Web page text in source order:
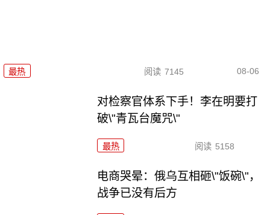
最热 阅读 7145 08-06
对检察官体系下手！李在明要打
破\"青瓦台魔咒\"
最热 阅读 5158
电商哭晕：俄乌互相砸\"饭碗\"，
战争已没有后方